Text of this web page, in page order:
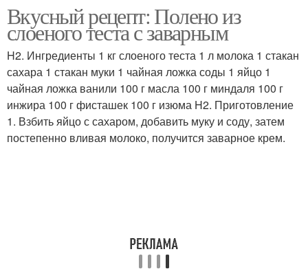
Тест для полено
миндальное полено
Вкусный рецепт: Полено из
слоеного теста с заварным
H2. Ингредиенты 1 кг слоеного теста 1 л молока 1 стакан
сахара 1 стакан муки 1 чайная ложка соды 1 яйцо 1
чайная ложка ванили 100 г масла 100 г миндаля 100 г
инжира 100 г фисташек 100 г изюма H2. Приготовление
1. Взбить яйцо с сахаром, добавить муку и соду, затем
постепенно вливая молоко, получится заварное крем.